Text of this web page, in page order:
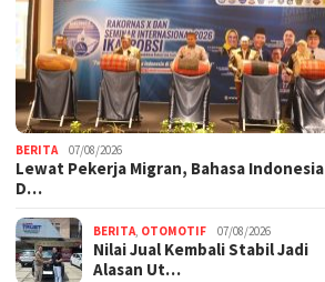
BERITA 07/08/2026
Lewat Pekerja Migran, Bahasa Indonesia
D…
BERITA, OTOMOTIF 07/08/2026
Nilai Jual Kembali Stabil Jadi
Alasan Ut…